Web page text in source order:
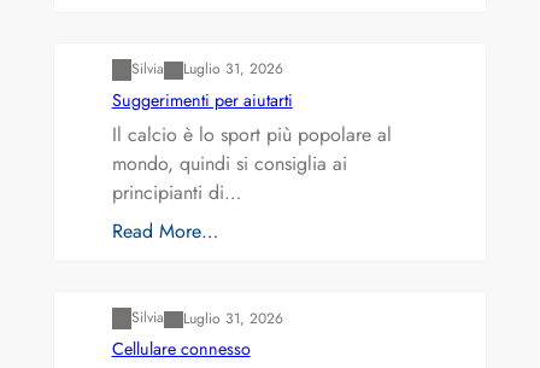
Silvia Luglio 31, 2026
Suggerimenti per aiutarti
Il calcio è lo sport più popolare al
mondo, quindi si consiglia ai
principianti di…
Read More…
Silvia Luglio 31, 2026
Cellulare connesso